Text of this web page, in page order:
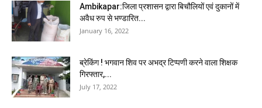
Ambikapar:जिला प्रशासन द्वारा बिचौलियों एवं दुकानों में
अवैध रुप से भण्डारित...
January 16, 2022
ब्रेकिंग ! भगवान शिव पर अभद्र टिप्पणी करने वाला शिक्षक
गिरफ्तार,...
July 17, 2022